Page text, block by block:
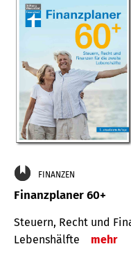
FINANZEN
Finanzplaner 60+
Steuern, Recht und
Lebenshälfte
mehr